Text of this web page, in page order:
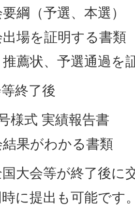
綱（予選、本選）
出場を証明する書類
推薦状、予選通過を
終了後
様式 実績報告書
結果がわかる書類
大会等が終了後に
に提出も可能です